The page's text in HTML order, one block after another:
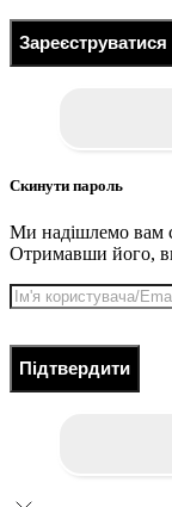
Зареєструватися
Скинути пароль
Ми надішлемо вам
Отримавши його,
Підтвердити